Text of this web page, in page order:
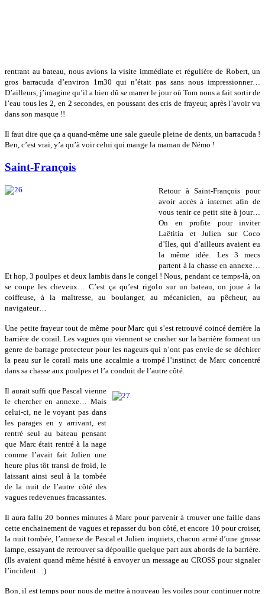
rentrant au bateau, nous avions la visite immédiate et régulière de Robert, un
gros barracuda d’environ 1m30 qui n’était pas sans nous impressionner…
D’ailleurs, j’imagine qu’il a bien dû se marrer le jour où Tom nous a fait sortir de
l’eau tous les 2, en 2 secondes, en poussant des cris de frayeur, après l’avoir vu
dans son masque !!
Il faut dire que ça a quand-même une sale gueule pleine de dents, un barracuda !
Ben, c’est vrai, y’a qu’à voir celui qui mange la maman de Némo !
Saint-François
Retour à Saint-François pour
avoir accès à internet afin de
vous tenir ce petit site à jour…
On en profite pour inviter
Laëtitia et Julien sur Coco
d’îles, qui d’ailleurs avaient eu
la même idée. Les 3 mecs
partent à la chasse en annexe…
Et hop, 3 poulpes et deux lambis dans le congel ! Nous, pendant ce temps-là, on
se coupe les cheveux… C’est ça qu’est rigolo sur un bateau, on joue à la
coiffeuse, à la maîtresse, au boulanger, au mécanicien, au pêcheur, au
navigateur…
Une petite frayeur tout de même pour Marc qui s’est retrouvé coincé derrière la
barrière de corail. Les vagues qui viennent se crasher sur la barrière forment un
genre de barrage protecteur pour les nageurs qui n’ont pas envie de se déchirer
la peau sur le corail mais une accalmie a trompé l’instinct de Marc concentré
dans sa chasse aux poulpes et l’a conduit de l’autre côté.
Il aurait suffi que Pascal vienne
le chercher en annexe… Mais
celui-ci, ne le voyant pas dans
les parages en y arrivant, est
rentré seul au bateau pensant
que Marc était rentré à la nage
comme l’avait fait Julien une
heure plus tôt transi de froid, le
laissant ainsi seul à la tombée
de la nuit de l’autre côté des
vagues redevenues fracassantes.
Il aura fallu 20 bonnes minutes à Marc pour parvenir à trouver une faille dans
cette enchainement de vagues et repasser du bon côté, et encore 10 pour croiser,
la nuit tombée, l’annexe de Pascal et Julien inquiets, chacun armé d’une grosse
lampe, essayant de retrouver sa dépouille quelque part aux abords de la barrière.
(Ils avaient quand même hésité à envoyer un message au CROSS pour signaler
l’incident…)
Bon, il est temps pour nous de mettre à nouveau les voiles pour continuer notre